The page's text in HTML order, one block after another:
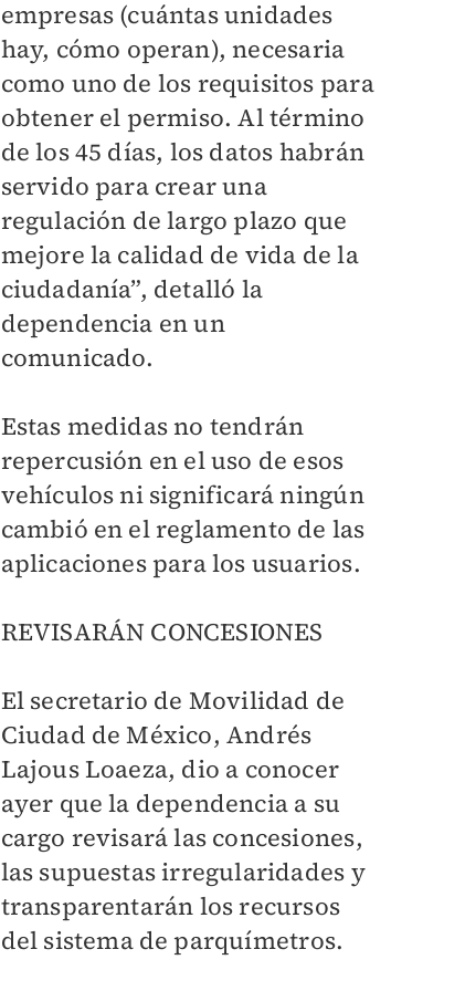
empresas (cuántas unidades
hay, cómo operan), necesaria
como uno de los requisitos para
obtener el permiso. Al término
de los 45 días, los datos habrán
servido para crear una
regulación de largo plazo que
mejore la calidad de vida de la
ciudadanía”, detalló la
dependencia en un
comunicado.
Estas medidas no tendrán
repercusión en el uso de esos
vehículos ni significará ningún
cambió en el reglamento de las
aplicaciones para los usuarios.
REVISARÁN CONCESIONES
El secretario de Movilidad de
Ciudad de México, Andrés
Lajous Loaeza, dio a conocer
ayer que la dependencia a su
cargo revisará las concesiones,
las supuestas irregularidades y
transparentarán los recursos
del sistema de parquímetros.